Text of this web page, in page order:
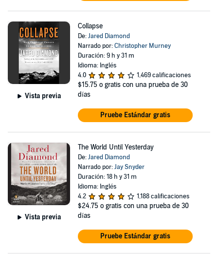
Vista previa
Collapse
De:Jared Diamond
Narrado por:Christopher Murney
Duración: 9 h y 31 m
Idioma: Inglés
4.0
1,469 calificaciones
$15.75 o gratis con una prueba de 30
días
Pruebe Estándar gratis
Vista previa
The World Until Yesterday
De:Jared Diamond
Narrado por:Jay Snyder
Duración: 18 h y 31 m
Idioma: Inglés
4.2
1,188 calificaciones
$24.75 o gratis con una prueba de 30
días
Pruebe Estándar gratis